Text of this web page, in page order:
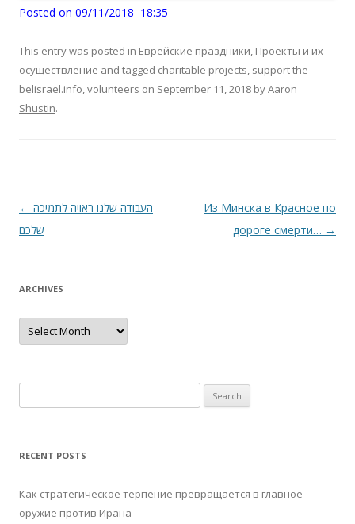
Posted on 09/11/2018 18:35
This entry was posted in Еврейские праздники, Проекты и их
осуществление and tagged charitable projects, support the
belisrael.info,volunteers on September 11, 2018 byAaron
Shustin.
Post
navigation
←
שלכם
Из Минска в Красное по
дороге смерти… →
ARCHIVES
Archives
for:
RECENT POSTS
Как стратегическое терпение превращается в главное
оружие против Ирана